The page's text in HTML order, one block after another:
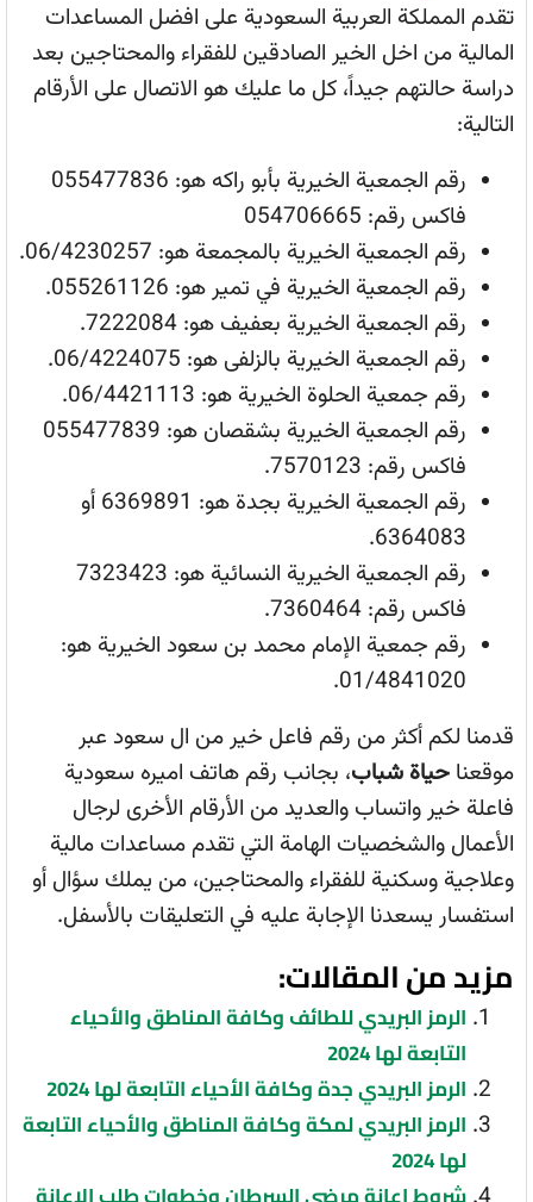
تقدم المملكة العربية السعودية على افضل المساعدات
المالية من اخل الخير الصادقين للفقراء والمحتاجين بعد
دراسة حالتهم جيداً، كل ما عليك هو الاتصال على الأرقام
التالية:
رقم الجمعية الخيرية بأبو راكه هو: 055477836
فاكس رقم: 054706665
رقم الجمعية الخيرية بالمجمعة هو: 06/4230257.
رقم الجمعية الخيرية في تمير هو: 055261126.
رقم الجمعية الخيرية بعفيف هو: 7222084.
رقم الجمعية الخيرية بالزلفى هو: 06/4224075.
رقم جمعية الحلوة الخيرية هو: 06/4421113.
رقم الجمعية الخيرية بشقصان هو: 055477839
فاكس رقم: 7570123.
رقم الجمعية الخيرية بجدة هو: 6369891 أو
6364083.
رقم الجمعية الخيرية النسائية هو: 7323423
فاكس رقم: 7360464.
رقم جمعية الإمام محمد بن سعود الخيرية هو:
01/4841020.
قدمنا لكم أكثر من رقم فاعل خير من ال سعود عبر
موقعنا حياة شباب، بجانب رقم هاتف اميره سعودية
فاعلة خير واتساب والعديد من الأرقام الأخرى لرجال
الأعمال والشخصيات الهامة التي تقدم مساعدات مالية
وعلاجية وسكنية للفقراء والمحتاجين، من يملك سؤال أو
استفسار يسعدنا الإجابة عليه في التعليقات بالأسفل.
مزيد من المقالات:
الرمز البريدي للطائف وكافة المناطق والأحياء
التابعة لها 2024
الرمز البريدي جدة وكافة الأحياء التابعة لها 2024
الرمز البريدي لمكة وكافة المناطق والأحياء التابعة
لها 2024